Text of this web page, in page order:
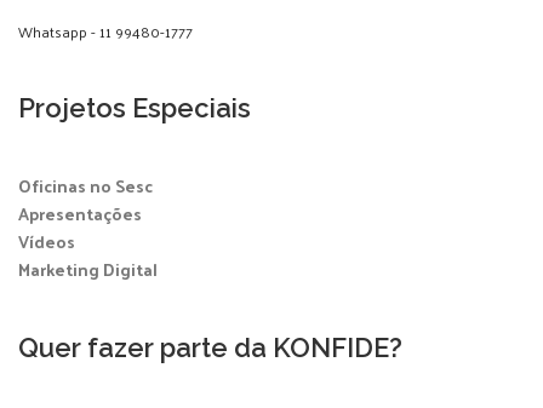
Whatsapp - 11 99480-1777
Projetos Especiais
Oficinas no Sesc
Apresentações
Vídeos
Marketing Digital
Quer fazer parte da KONFIDE?